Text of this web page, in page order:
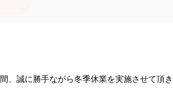
、誠に勝手ながら冬季休業を実施させて頂